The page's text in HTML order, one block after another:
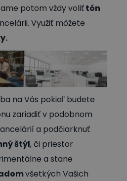
potom vždy voliťtón
Využiť môžete
na Vás pokiaľ budete
zariadiť v podobnom
a podčiarknuť
štýl, či priestor
a stane
všetkých Vašich